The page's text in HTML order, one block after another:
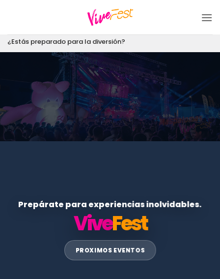
¿Estás preparado para la diversión?
Prepárate para experiencias inolvidables.
ViveFest
PROXIMOS EVENTOS